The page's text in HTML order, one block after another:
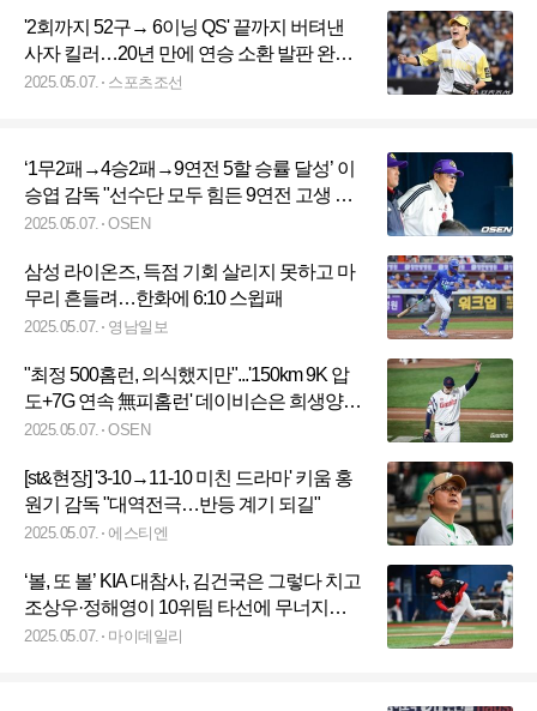
'2회까지 52구→ 6이닝 QS' 끝까지 버텨낸
사자 킬러…20년 만에 연승 소환 발판 완벽
했다
2025.05.07. 스포츠조선
‘1무2패→4승2패→9연전 5할 승률 달성’ 이
승엽 감독 "선수단 모두 힘든 9연전 고생 많
았다"
2025.05.07. OSEN
삼성 라이온즈, 득점 기회 살리지 못하고 마
무리 흔들려…한화에 6:10 스윕패
2025.05.07. 영남일보
"최정 500홈런, 의식했지만"...'150km 9K 압
도+7G 연속 無피홈런' 데이비슨은 희생양이
되지 않았다 [오!쎈 부산]
2025.05.07. OSEN
[st&현장] '3-10→11-10 미친 드라마' 키움 홍
원기 감독 "대역전극…반등 계기 되길"
2025.05.07. 에스티엔
‘볼, 또 볼’ KIA 대참사, 김건국은 그렇다 치고
조상우·정해영이 10위팀 타선에 무너지다
니…머나먼 승률 5할[MD고척]
2025.05.07. 마이데일리